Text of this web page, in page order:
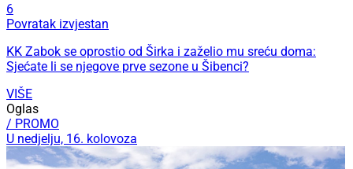
6
Povratak izvjestan
KK Zabok se oprostio od Širka i zaželio mu sreću doma:
Sjećate li se njegove prve sezone u Šibenci?
VIŠE
Oglas
/ PROMO
U nedjelju, 16. kolovoza